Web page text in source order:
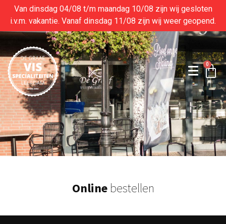
Van dinsdag 04/08 t/m maandag 10/08 zijn wij gesloten
i.v.m. vakantie. Vanaf dinsdag 11/08 zijn wij weer geopend.
0
Onlinebestellen